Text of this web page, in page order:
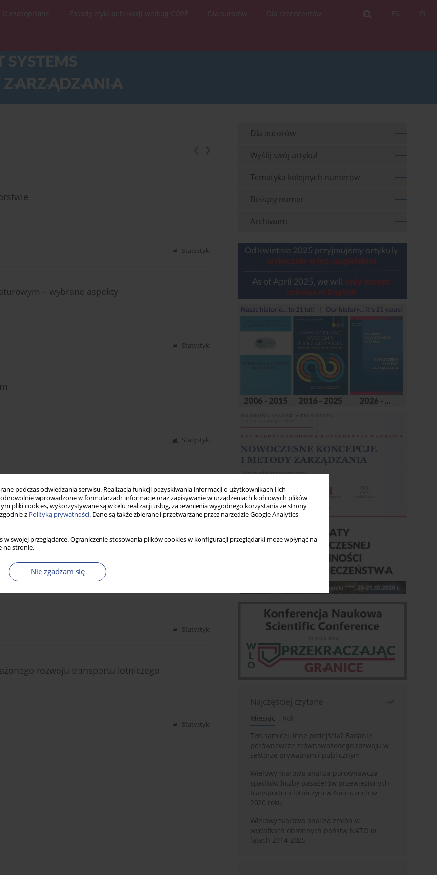
podczas odwiedzania serwisu. Realizacja funkcji pozyskiwania informacji o użytkownikach i ich
wprowadzone w formularzach informacje oraz zapisywanie w urządzeniach końcowych plików
pliki cookies, wykorzystywane są w celu realizacji usług, zapewnienia wygodnego korzystania ze strony
z Polityką prywatności. Dane są także zbierane i przetwarzane przez narzędzie Google Analytics
w swojej przeglądarce. Ograniczenie stosowania plików cookies w konfiguracji przeglądarki może wpłynąć na
na stronie.
Nie zgadzam się
PL
EN
O czasopiśmie Zasady etyki publikacji według COPE Dla autorów Dla recenzentów
Statystyki
– wybrane aspekty
Statystyki
Statystyki
Statystyki
Statystyki
rozwoju transportu lotniczego
Statystyki
Dla autorów
Wyślij swój artykuł
Tematyka kolejnych numerów
Bieżący numer
Archiwum
Najczęściej czytane
Miesiąc
Rok
Ten sam cel, inne podejścia? Badanie
porównawcze zrównoważonego rozwoju w
sektorze prywatnym i publicznym
Wielowymiarowa analiza porównawcza
spadków liczby pasażerów przewiezionych
transportem lotniczym w Niemczech w
2020 roku
Wielowymiarowa analiza zmian w
wydatkach obronnych państw NATO w
latach 2014-2025